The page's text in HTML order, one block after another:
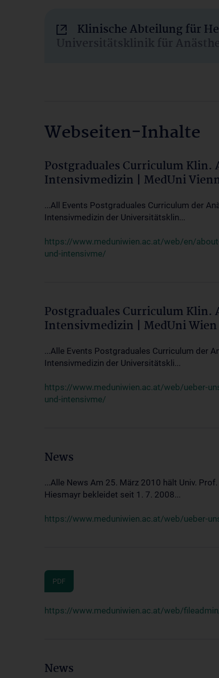
Klinische Abteilung für
Universitätsklinik für
Webseiten-Inhalte
Postgraduales Curriculum
Intensivmedizin | MedUni
...All Events Postgraduales Curriculum der
Intensivmedizin der Universitätsklin...
https://www.meduniwien.ac.at/web/en/
und-intensivme/
Postgraduales Curriculum
Intensivmedizin | MedUni Wien
...Alle Events Postgraduales Curriculum der
Intensivmedizin der Universitätskli...
https://www.meduniwien.ac.at/web/ueber-
und-intensivme/
News
...Alle News Am 25. März 2010 hält Univ.
Hiesmayr bekleidet seit 1. 7. 2008...
https://www.meduniwien.ac.at/web/ueber-
PDF
https://www.meduniwien.ac.at/web/
News